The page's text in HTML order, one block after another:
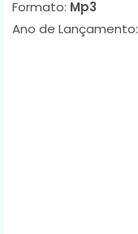
Formato: Mp3
Ano de Lançamento: